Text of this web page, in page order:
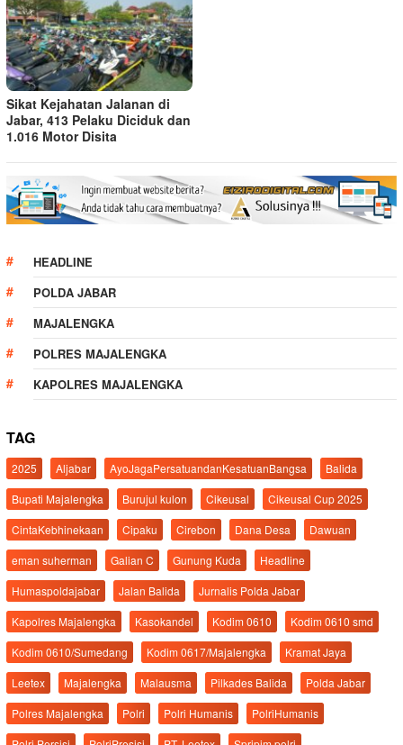
Sikat Kejahatan Jalanan di
Jabar, 413 Pelaku Diciduk dan
1.016 Motor Disita
HEADLINE
POLDA JABAR
MAJALENGKA
POLRES MAJALENGKA
KAPOLRES MAJALENGKA
TAG
2025 Aljabar AyoJagaPersatuandanKesatuanBangsa
Balida
Bupati Majalengka
Burujul kulon Cikeusal
Cikeusal Cup 2025
CintaKebhinekaan
Cipaku Cirebon Dana Desa
Dawuan
eman suherman
Galian C Gunung Kuda
Headline
Humaspoldajabar
Jalan Balida
Jurnalis Polda Jabar
Kapolres Majalengka
Kasokandel Kodim 0610
Kodim 0610 smd
Kodim 0610/Sumedang
Kodim 0617/Majalengka
Kramat Jaya
Leetex
Majalengka Malausma Pilkades Balida
Polda Jabar
Polres Majalengka
Polri Polri Humanis
PolriHumanis